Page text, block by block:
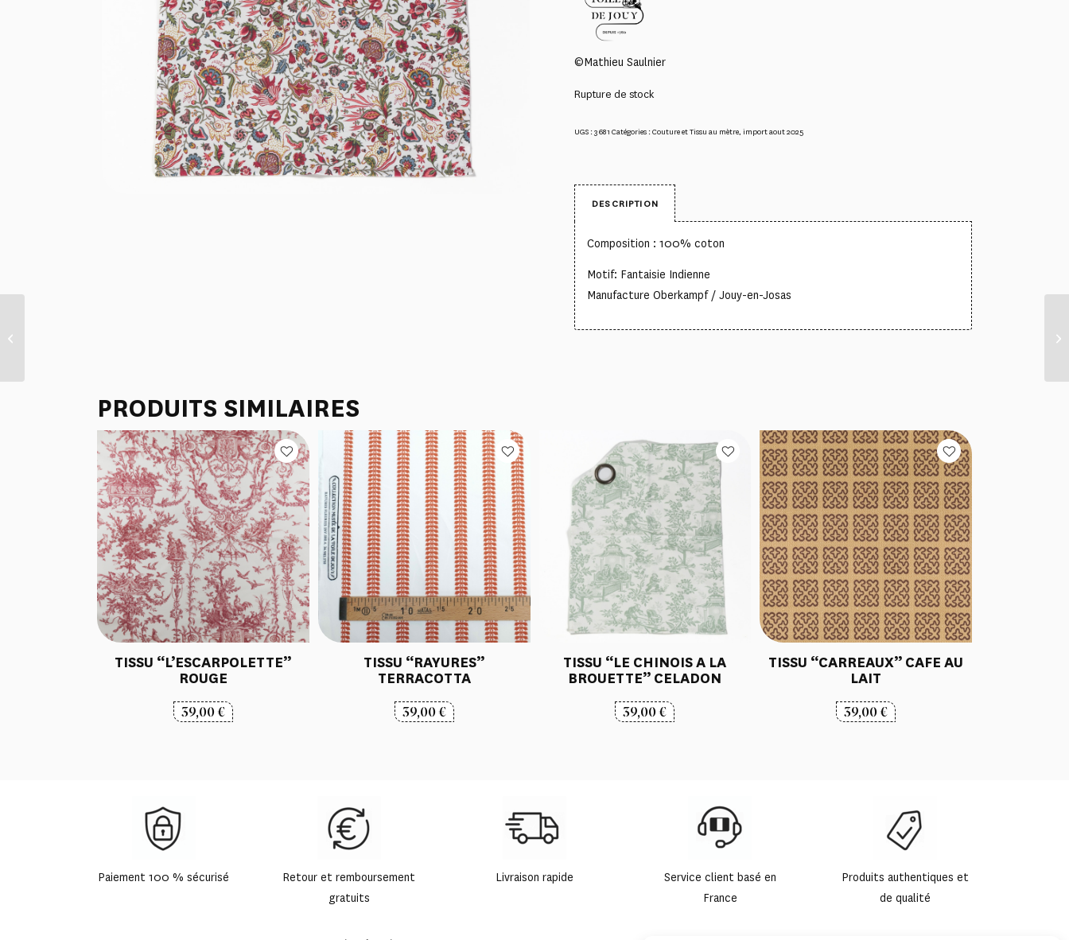
©Mathieu Saulnier
Rupture de stock
UGS :3681 Catégories :Couture et Tissu au mètre, import aout 2025
DESCRIPTION
Composition : 100% coton
Motif: Fantaisie Indienne
Manufacture Oberkampf / Jouy-en-Josas
PRODUITS SIMILAIRES
TISSU “L’ESCARPOLETTE”
ROUGE
39,00€
TISSU “RAYURES”
TERRACOTTA
39,00€
TISSU “LE CHINOIS A LA
BROUETTE” CELADON
39,00€
TISSU “CARREAUX” CAFE AU
LAIT
39,00€
Paiement 100 % sécurisé
Retour et remboursement
gratuits
Livraison rapide
Service client basé en
France
Produits authentiques et
de qualité